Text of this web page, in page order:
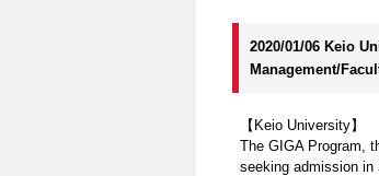
2020/01/06 Keio
Management/
【Keio University】
The GIGA Program,
seeking admission in